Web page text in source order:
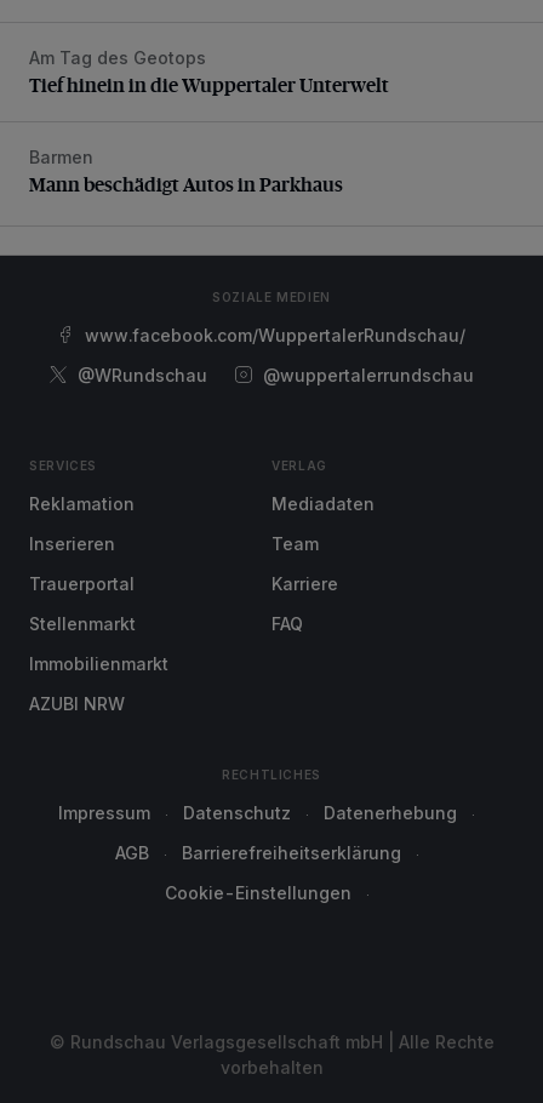
Tief hinein in die Wuppertaler Unterwelt
Am Tag des Geotops
Tief hinein in die Wuppertaler Unterwelt
Mann beschädigt Autos in Parkhaus
Barmen
Mann beschädigt Autos in Parkhaus
SOZIALE MEDIEN
www.facebook.com/WuppertalerRundschau/
@WRundschau
@wuppertalerrundschau
SERVICES
Reklamation
Inserieren
Trauerportal
Stellenmarkt
Immobilienmarkt
AZUBI NRW
VERLAG
Mediadaten
Team
Karriere
FAQ
RECHTLICHES
Impressum Datenschutz
Datenerhebung
AGB
Barrierefreiheitserklärung
Cookie-Einstellungen
© Rundschau Verlagsgesellschaft mbH | Alle Rechte
vorbehalten